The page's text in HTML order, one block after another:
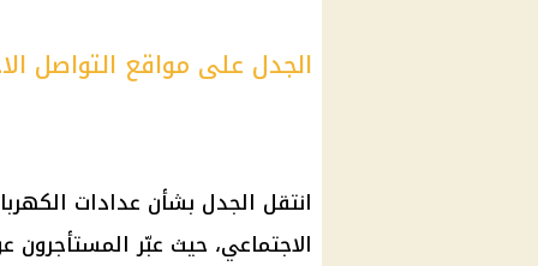
الجدل على مواقع التواصل
انتقل الجدل بشأن عدادات
الاجتماعي، حيث عبّر